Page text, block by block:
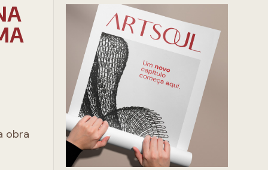
obra